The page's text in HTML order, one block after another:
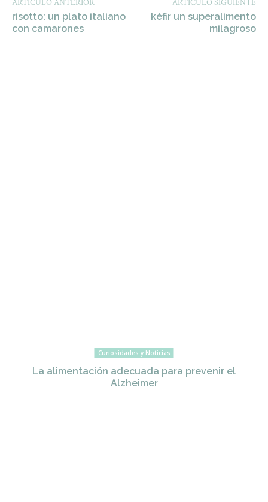
ARTÍCULO ANTERIOR
risotto: un plato italiano
con camarones
ARTÍCULO SIGUIENTE
kéfir un superalimento
milagroso
Curiosidades y Noticias
La alimentación adecuada para prevenir el
Alzheimer